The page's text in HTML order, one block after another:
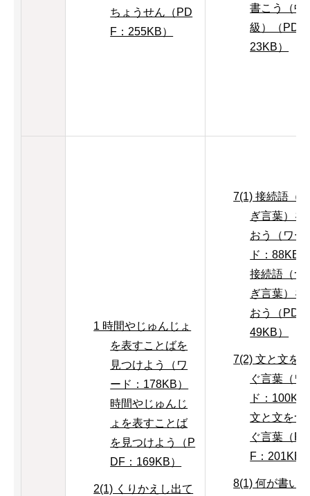
ちょうせん（PD
F：255KB）
書こう（中
級）（PDF
23KB）
1 時間やじゅんじょ
を表すことばを
見つけよう（ワ
ード：178KB）
時間やじゅんじ
ょを表すことば
を見つけよう（P
DF：169KB）
2(1) くりかえし出て
7(1) 接続語（
ぎ言葉）を
おう（ワー
ド：88KB
接続語（つ
ぎ言葉）を
おう（PDF
49KB）
7(2) 文と文を
ぐ言葉（ワ
ド：100KB
文と文をつ
ぐ言葉（PD
F：201KB
8(1) 何が書い